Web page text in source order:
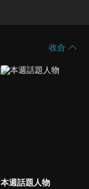
收合
本週話題人物